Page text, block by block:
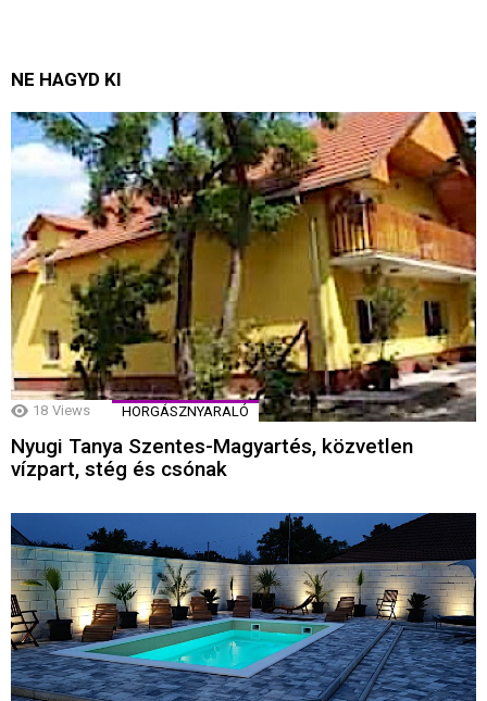
NE HAGYD KI
18 Views HORGÁSZNYARALÓ
Nyugi Tanya Szentes-Magyartés, közvetlen
vízpart, stég és csónak